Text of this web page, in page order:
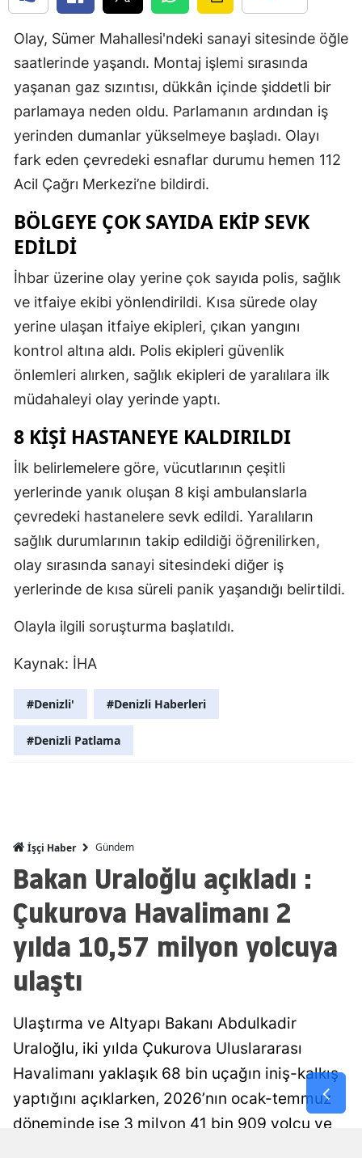
Diyarbakır
Edirne
Elazığ
Erzincan
Eskişehir
Giresun
Gümüşhane
İstanbul
İzmir
Kastamonu
Muğla
Nevşehir
Niğde
Rize
Olay, Sümer Mahallesi'ndeki sanayi sitesinde öğle
saatlerinde yaşandı. Montaj işlemi sırasında
yaşanan gaz sızıntısı, dükkân içinde şiddetli bir
parlamaya neden oldu. Parlamanın ardından iş
yerinden dumanlar yükselmeye başladı. Olayı
fark eden çevredeki esnaflar durumu hemen 112
Acil Çağrı Merkezi’ne bildirdi.
BÖLGEYE ÇOK SAYIDA EKIP SEVK
EDILDI
İhbar üzerine olay yerine çok sayıda polis, sağlık
ve itfaiye ekibi yönlendirildi. Kısa sürede olay
yerine ulaşan itfaiye ekipleri, çıkan yangını
kontrol altına aldı. Polis ekipleri güvenlik
önlemleri alırken, sağlık ekipleri de yaralılara ilk
müdahaleyi olay yerinde yaptı.
8 KIŞI HASTANEYE KALDIRILDI
İlk belirlemelere göre, vücutlarının çeşitli
yerlerinde yanık oluşan 8 kişi ambulanslarla
çevredeki hastanelere sevk edildi. Yaralıların
sağlık durumlarının takip edildiği öğrenilirken,
olay sırasında sanayi sitesindeki diğer iş
yerlerinde de kısa süreli panik yaşandığı belirtildi.
Olayla ilgili soruşturma başlatıldı.
Kaynak: İHA
#Denizli' #Denizli Haberleri
#Denizli Patlama
İşçi Haber Gündem
Bakan Uraloğlu açıkladı :
Çukurova Havalimanı 2
yılda 10,57 milyon yolcuya
ulaştı
Ulaştırma ve Altyapı Bakanı Abdulkadir
Uraloğlu, iki yılda Çukurova Uluslararası
Havalimanı yaklaşık 68 bin uçağın iniş-kalkış
yaptığını açıklarken, 2026’nın ocak-temmuz
döneminde ise 3 milyon 41 bin 909 yolcu ve